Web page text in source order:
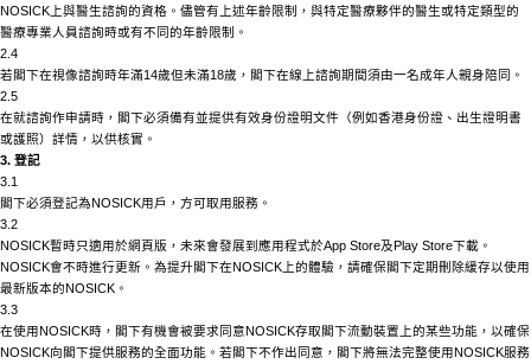
NOSICK 上與醫生諮詢的資格。儘管有上述年齡限制，與特定醫療夥伴的醫生或特定類型的
醫療專業人員諮詢時或有不同的年齡限制。
2.4
若閣下在視像諮詢時年滿14歲但未滿18歲，閣下在線上諮詢期間須由一名成年人親身陪同。
2.5
在就諮詢作申請時，閣下必須備有並提供有效身份證明文件（例如香港身份證、出生證明書
或護照）詳情，以供核實。
3. 登記
3.1
閣下必須登記為NOSICK用戶，方可取用服務。
3.2
NOSICK暫時只適用於網頁版，未來會發展到應用程式於App Store及Play Store下載。
NOSICK會不時進行更新。為提升閣下在NOSICK 上的體驗，請確保閣下定期刪除緩存以使用
最新版本的NOSICK 。
3.3
在使用NOSICK時，閣下有機會被要求同意NOSICK存取閣下流動裝置上的某些功能，以確保
NOSICK向閣下提供服務的全面功能。若閣下不作出同意，閣下將無法完整使用NOSICK服務